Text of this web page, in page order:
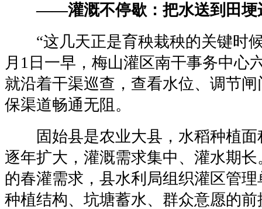
——灌溉不停歇：把水送到田埂
“这几天正是育秧栽秧的关键时候
月1日一早，梅山灌区南干事务中心
就沿着干渠巡查，查看水位、调节
保渠道畅通无阻。
固始县是农业大县，水稻种植面
逐年扩大，灌溉需求集中、灌水期
的春灌需求，县水利局组织灌区管
种植结构、坑塘蓄水、群众意愿的